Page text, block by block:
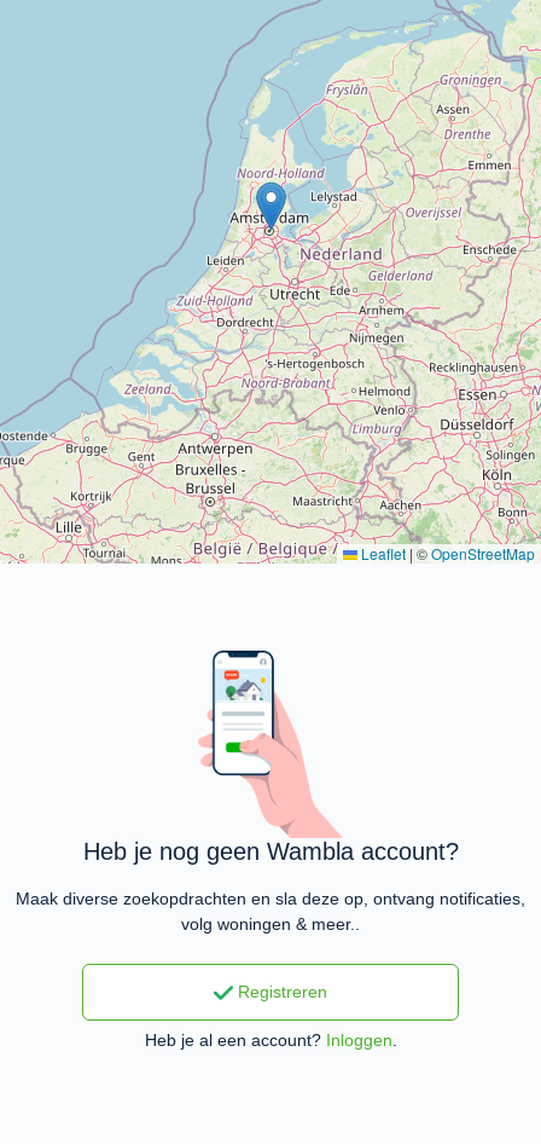
Leaflet | ©OpenStreetMap
Heb je nog geen Wambla account?
Maak diverse zoekopdrachten en sla deze op, ontvang notificaties,
volg woningen & meer..
Registreren
Heb je al een account? Inloggen